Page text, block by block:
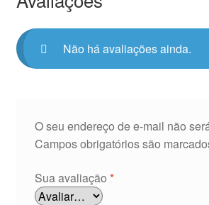
Não há avaliações ainda.
O seu endereço de e-mail não
Campos obrigatórios são
Sua avaliação *